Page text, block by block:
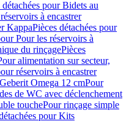
détachées pour Bidets au
à encastrer
KappaPièces détachées pour
Pour les réservoirs à
du rinçagePièces
alimentation sur secteur,
réservoirs à encastrer
Omega 12 cmPour
de WC avec déclenchement
touchePour rinçage simple
pour Kits